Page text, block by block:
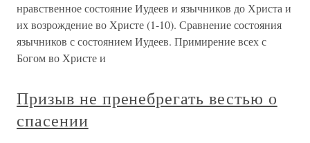
нравственное состояние Иудеев и язычников до Христа и
их возрождение во Христе (1-10). Сравнение состояния
язычников с состоянием Иудеев. Примирение всех с
Богом во Христе и
Призыв не пренебрегать вестью о
спасении